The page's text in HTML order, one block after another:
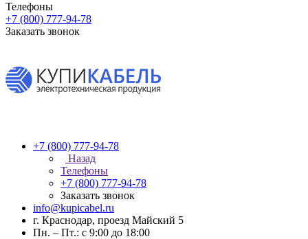
Телефоны
+7 (800) 777-94-78
Заказать звонок
+7 (800) 777-94-78
Назад
Телефоны
+7 (800) 777-94-78
Заказать звонок
info@kupicabel.ru
г. Краснодар, проезд Майский 5
Пн. – Пт.: с 9:00 до 18:00